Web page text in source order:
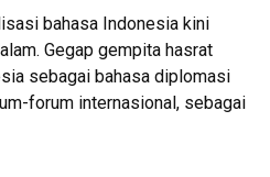
bahasa Indonesia kini
Gegap gempita hasrat
sebagai bahasa diplomasi
forum internasional, sebagai